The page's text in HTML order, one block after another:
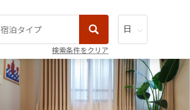
宿泊タイプ
検索条件をクリア